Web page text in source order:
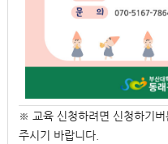
※ 교육 신청하려면 신청하기
주시기 바랍니다.